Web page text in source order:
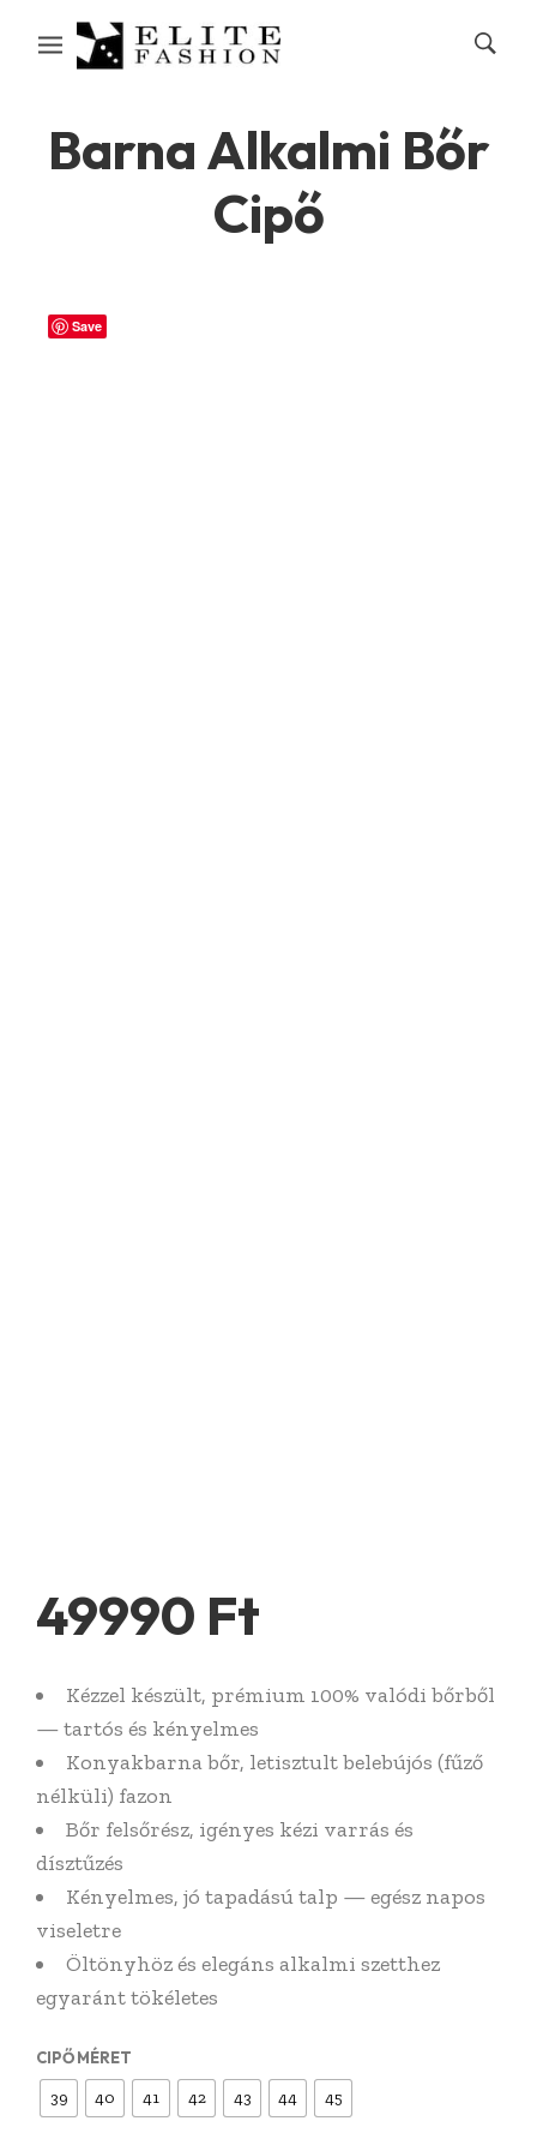
Barna Alkalmi Bőr
Cipő
Save
49990 Ft
Kézzel készült, prémium 100% valódi bőrből
— tartós és kényelmes
Konyakbarna bőr, letisztult belebújós (fűző
nélküli) fazon
Bőr felsőrész, igényes kézi varrás és
dísztűzés
Kényelmes, jó tapadású talp — egész napos
viseletre
Öltönyhöz és elegáns alkalmi szetthez
egyaránt tökéletes
CIPŐ MÉRET
39 40 41 42 43 44 45